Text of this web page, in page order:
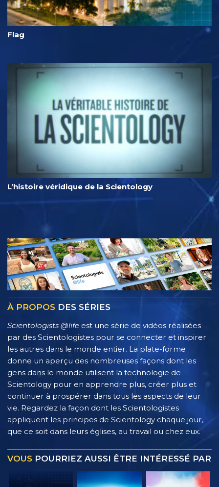
Flag
L’histoire véridique de la Scientology
À PROPOS DES SÉRIES
Scientologists @life est une série de vidéos réalisées
par des Scientologistes pour se connecter et inspirer
les autres dans le monde entier. La plate-forme
donne un aperçu des nombreuses façons dont les
gens dans le monde utilisent la technologie de
Scientology pour en apprendre plus, créer plus et
continuer à prospérer dans tous les aspects de leur
vie. Regardez la façon dont les Scientologistes
appliquent les principes de Scientology chaque jour,
que ce soit dans leurs églises, au travail ou chez eux.
VOUS POURRIEZ AUSSI ÊTRE INTÉRESSÉ PAR